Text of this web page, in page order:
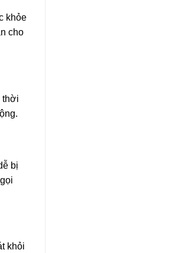
khỏe
cho
thời
bị
khỏi